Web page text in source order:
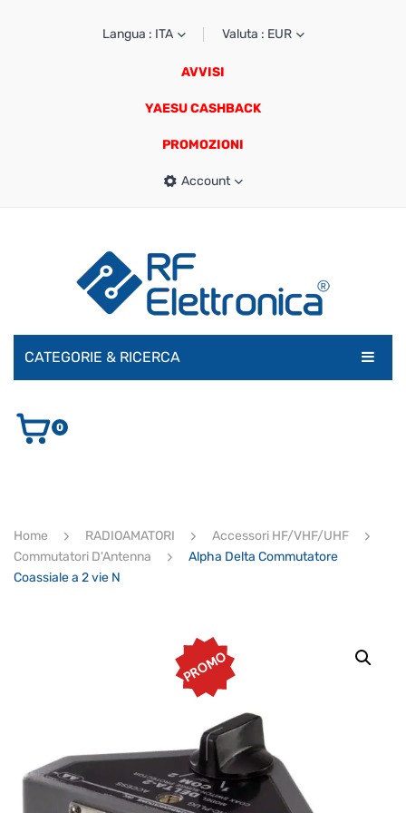
Langua : ITA Valuta : EUR
AVVISI
YAESU CASHBACK
PROMOZIONI
Account
CATEGORIE & RICERCA
AUDIO E VIDEO
ULTIMI ARRIVI
Ricerca
prodotti
0
Home RADIOAMATORI
Accessori HF/VHF/UHF
Commutatori D'Antenna
Alpha Delta Commutatore
Coassiale a 2 vie N
PROMO